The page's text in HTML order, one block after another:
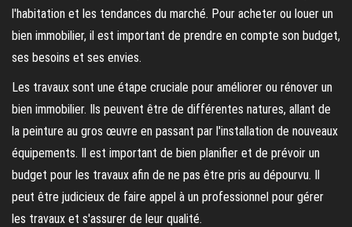
l'habitation et les tendances du marché. Pour acheter ou louer un
bien immobilier, il est important de prendre en compte son budget,
ses besoins et ses envies.
Les travaux sont une étape cruciale pour améliorer ou rénover un
bien immobilier. Ils peuvent être de différentes natures, allant de
la peinture au gros œuvre en passant par l'installation de nouveaux
équipements. Il est important de bien planifier et de prévoir un
budget pour les travaux afin de ne pas être pris au dépourvu. Il
peut être judicieux de faire appel à un professionnel pour gérer
les travaux et s'assurer de leur qualité.